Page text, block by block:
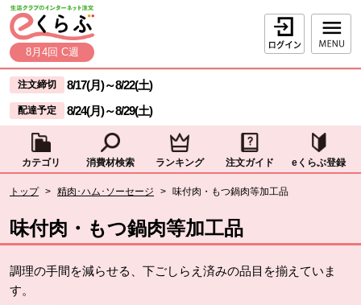
ページの先頭です。
本文へジャンプする。
8月4回 C週
ログイン
ここからサイト内共通メニューです。
サイト内共通メニューをスキップする
注文締切 8/17(月)～8/22(土)
配達予定 8/24(月)～8/29(土)
カテゴリ 消費材検索 ランキング 注文ガイド eくらぶ登録
トップ > 精肉･ハム･ソーセージ > 味付肉・もつ鍋肉等加工品
味付肉・もつ鍋肉等加工品
調理の手間を減らせる、下ごしらえ済みの品目を揃えていま
す。